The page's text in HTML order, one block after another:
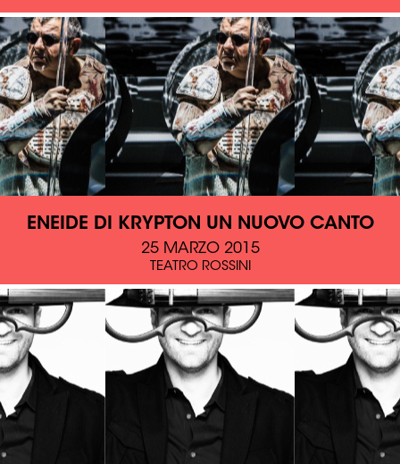
ENEIDE DI KRYPTON UN NUOVO CANTO
25 MARZO 2015
TEATRO ROSSINI